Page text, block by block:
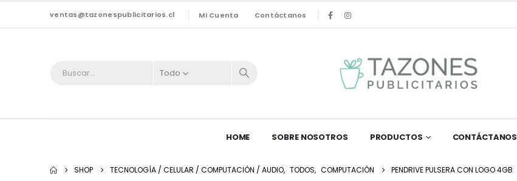
ventas@tazonespublicitarios.cl Mi Cuenta Contáctanos
Todo
HOME SOBRE NOSOTROS PRODUCTOS CONTÁCTANOS
SHOP TECNOLOGÍA / CELULAR / COMPUTACIÓN / AUDIO, TODOS, COMPUTACIÓN PENDRIVE PULSERA CON LOGO 4GB